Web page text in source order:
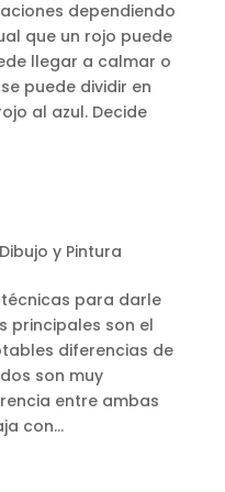
dependiendo
que un rojo puede
llegar a calmar o
puede dividir en
al azul. Decide
Dibujo y Pintura
para darle
principales son el
diferencias de
son muy
entre ambas
con...